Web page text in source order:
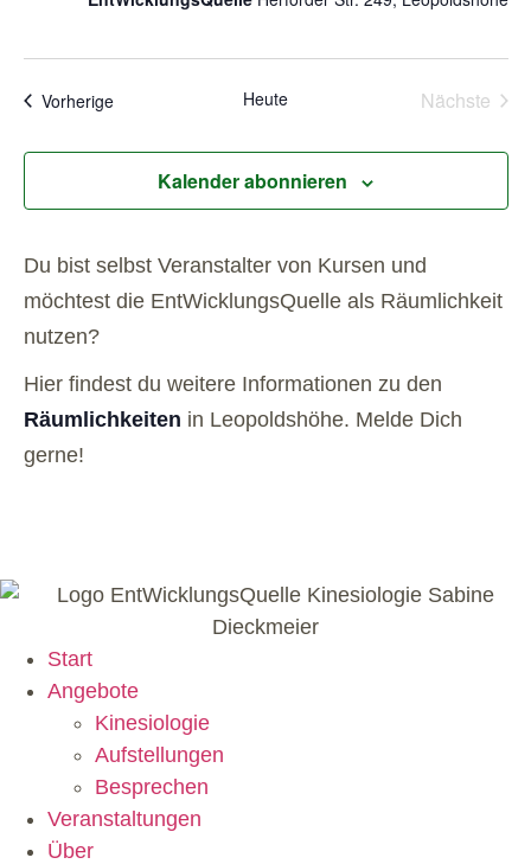
VorherigeVeranstaltungen Heute Nächste
Kalender abonnieren
Du bist selbst Veranstalter von Kursen und
möchtest die EntWicklungsQuelle als Räumlichkeit
nutzen?
Hier findest du weitere Informationen zu den
Räumlichkeiten in Leopoldshöhe. Melde Dich
gerne!
Start
Angebote
Kinesiologie
Aufstellungen
Besprechen
Veranstaltungen
Über